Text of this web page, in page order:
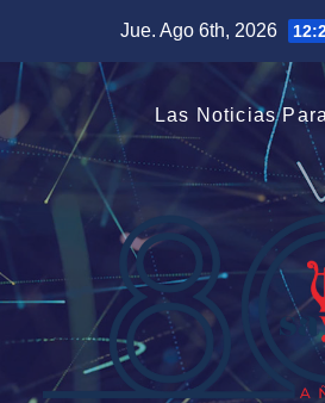
contenido
Jue. Ago 6th, 2026
Las Noticias